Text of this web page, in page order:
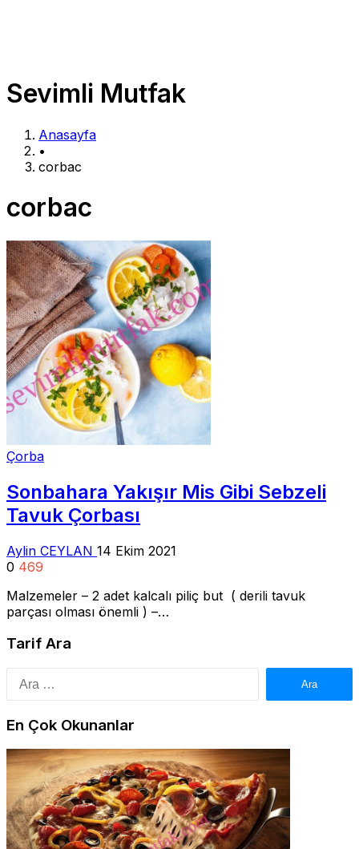
Sevimli Mutfak
Anasayfa
•
corbac
corbac
Çorba
Sonbahara Yakışır Mis Gibi Sebzeli
Tavuk Çorbası
Aylin CEYLAN 14 Ekim 2021
0 469
Malzemeler – 2 adet kalcalı piliç but ( derili tavuk
parçası olması önemli ) –…
Tarif Ara
En Çok Okunanlar